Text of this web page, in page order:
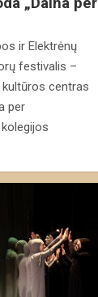
ir Elektrėnų
festivalis –
kultūros centras
per